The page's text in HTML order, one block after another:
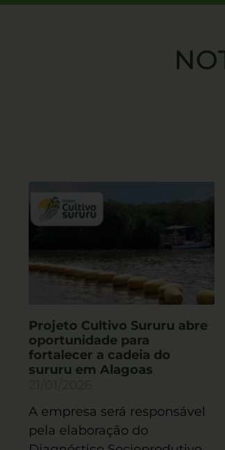
Projeto Cultivo Sururu abre
oportunidade para
fortalecer a cadeia do
sururu em Alagoas
A empresa será responsável
pela elaboração do